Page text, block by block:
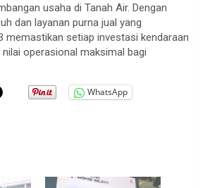
usaha di Tanah Air. Dengan
dan layanan purna jual yang
memastikan setiap investasi kendaraan
operasional maksimal bagi
WhatsApp